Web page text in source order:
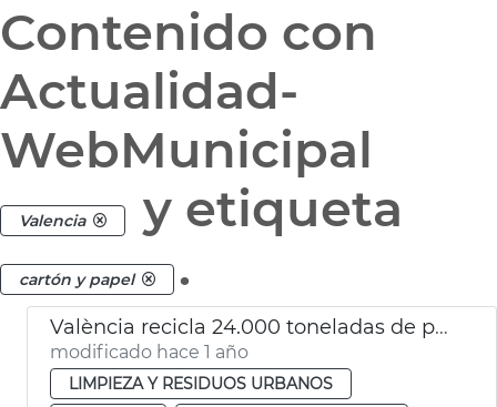
Contenido con
Actualidad-
WebMunicipal
Valencia y etiqueta
cartón y papel .
València recicla 24.000 toneladas de papel y cartón al año
modificado hace 1 año
LIMPIEZA Y RESIDUOS URBANOS